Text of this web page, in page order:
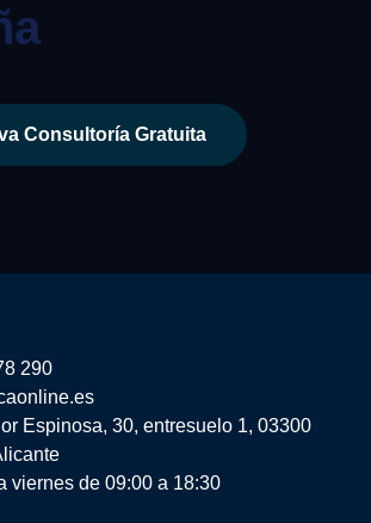
Consultoría Gratuita
290
Espinosa, 30, entresuelo 1, 03300
viernes de 09:00 a 18:30